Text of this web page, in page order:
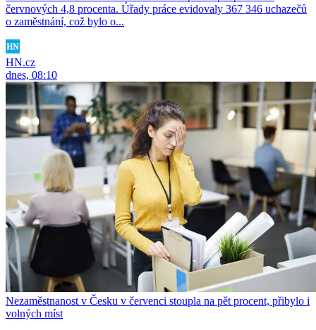
červnových 4,8 procenta. Úřady práce evidovaly 367 346 uchazečů
o zaměstnání, což bylo o...
HN.cz
dnes, 08:10
Nezaměstnanost v Česku v červenci stoupla na pět procent, přibylo i
volných míst